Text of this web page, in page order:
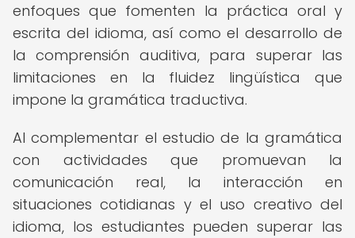
enfoques que fomenten la práctica oral y
escrita del idioma, así como el desarrollo de
la comprensión auditiva, para superar las
limitaciones en la fluidez lingüística que
impone la gramática traductiva.
Al complementar el estudio de la gramática
con actividades que promuevan la
comunicación real, la interacción en
situaciones cotidianas y el uso creativo del
idioma, los estudiantes pueden superar las